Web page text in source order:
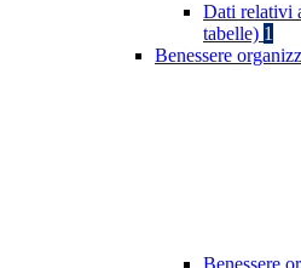
Dati relativi
tabelle) 1
Benessere